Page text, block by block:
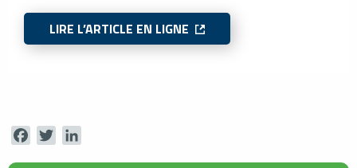
LIRE L’ARTICLE EN LIGNE
FacebookTwitter